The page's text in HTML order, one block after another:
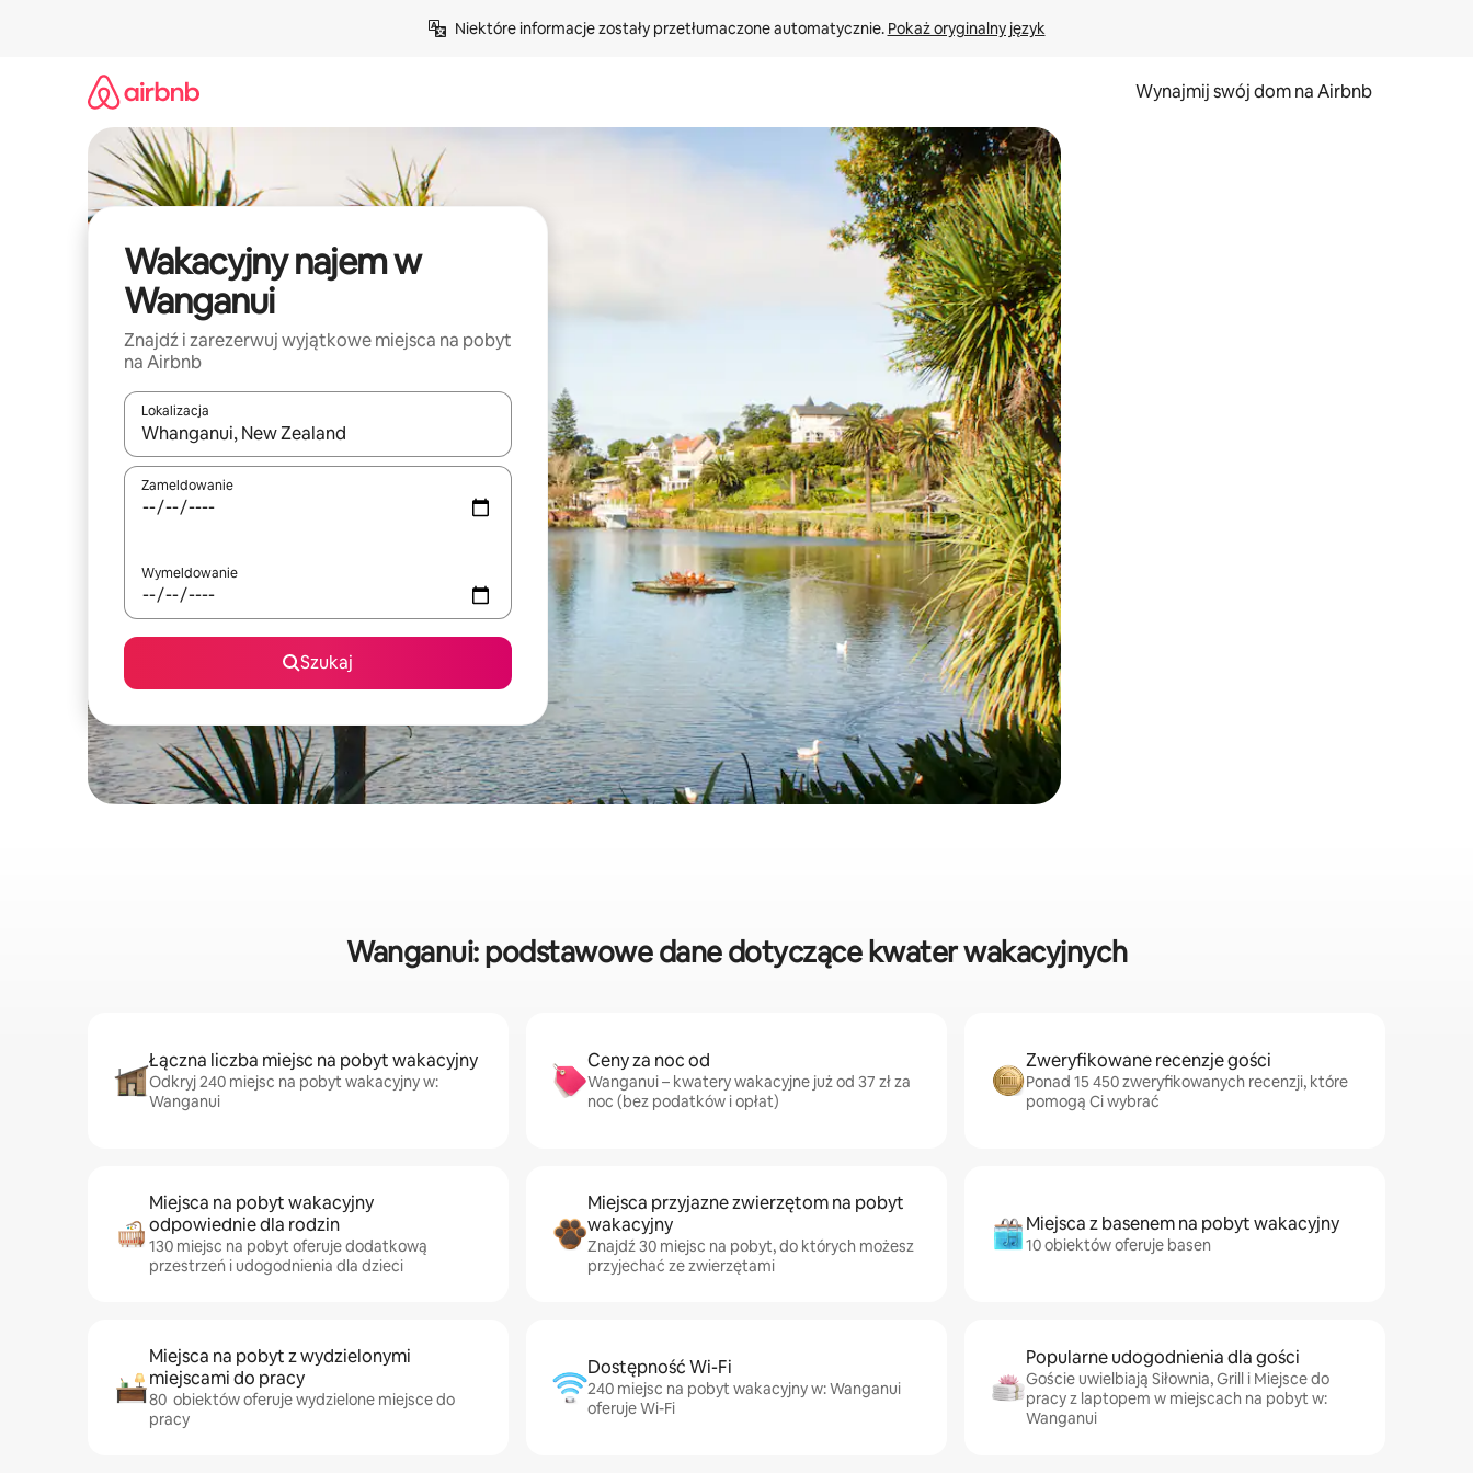
Niektóre informacje zostały przetłumaczone automatycznie. Pokaż oryginalny język
Wynajmij swój dom na Airbnb
Wakacyjny najem w
Wanganui
Znajdź i zarezerwuj wyjątkowe miejsca na pobyt
na Airbnb
Lokalizacja
Gdy wyniki będą dostępne, możesz poruszać się po nich za pomocą klawiszy strzałek w górę i w dół lub przeglądać je za pomocą gestów dotykowych lub przesuwania.
Zameldowanie
Wymeldowanie
Szukaj
Wanganui: podstawowe dane dotyczące kwater wakacyjnych
Łączna liczba miejsc na pobyt wakacyjny
Odkryj 240 miejsc na pobyt wakacyjny w:
Wanganui
Ceny za noc od
Wanganui – kwatery wakacyjne już od 37 zł za
noc (bez podatków i opłat)
Zweryfikowane recenzje gości
Ponad 15 450 zweryfikowanych recenzji, które
pomogą Ci wybrać
Miejsca na pobyt wakacyjny
odpowiednie dla rodzin
130 miejsc na pobyt oferuje dodatkową
przestrzeń i udogodnienia dla dzieci
Miejsca przyjazne zwierzętom na pobyt
wakacyjny
Znajdź 30 miejsc na pobyt, do których możesz
przyjechać ze zwierzętami
Miejsca z basenem na pobyt wakacyjny
10 obiektów oferuje basen
Miejsca na pobyt z wydzielonymi
miejscami do pracy
80 obiektów oferuje wydzielone miejsce do
pracy
Dostępność Wi-Fi
240 miejsc na pobyt wakacyjny w: Wanganui
oferuje Wi-Fi
Popularne udogodnienia dla gości
Goście uwielbiają Siłownia, Grill i Miejsce do
pracy z laptopem w miejscach na pobyt w:
Wanganui